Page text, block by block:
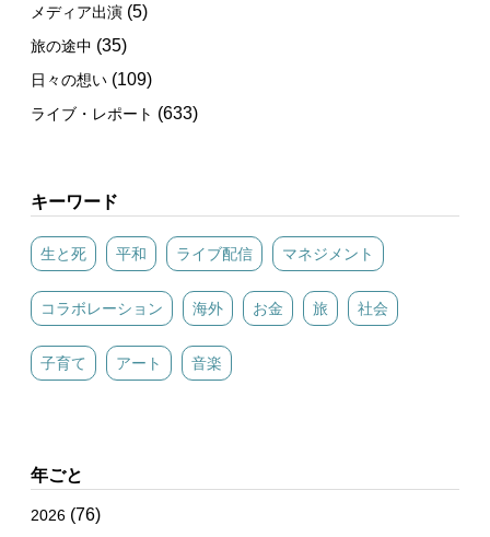
メディア出演 (5)
旅の途中 (35)
日々の想い (109)
ライブ・レポート (633)
キーワード
生と死 平和 ライブ配信 マネジメント
コラボレーション 海外 お金 旅 社会
子育て アート 音楽
年ごと
2026 (76)